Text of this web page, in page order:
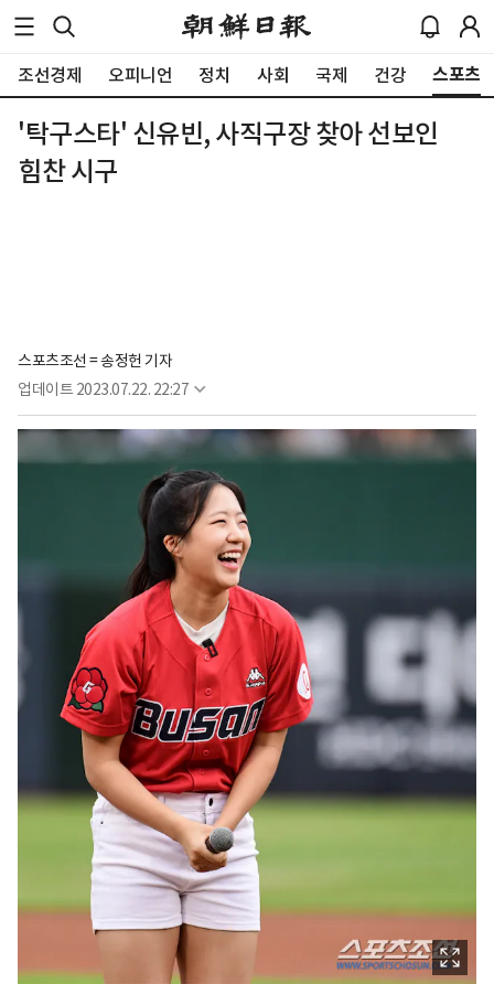
조선경제 오피니언 정치 사회 국제 건강 스포츠
'탁구스타' 신유빈, 사직구장 찾아 선보인
힘찬 시구
스포츠조선 = 송정헌 기자
업데이트 2023.07.22. 22:27